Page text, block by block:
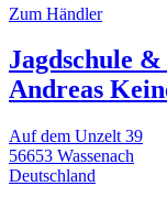
Zum Händler
Jagdschule
Andreas
Auf dem Unzelt 39
56653 Wassenach
Deutschland